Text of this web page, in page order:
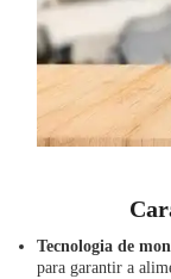
Tecnologia de
para garantir a